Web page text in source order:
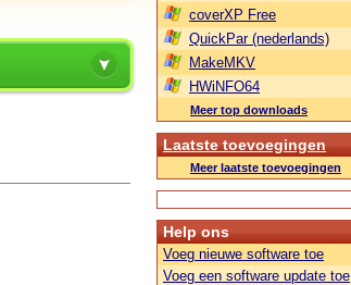
coverXP Free
QuickPar (nederlands)
MakeMKV
HWiNFO64
Meer top downloads
Laatste toevoegingen
Meer laatste toevoegingen
Help ons
Voeg nieuwe software toe
Voeg een software update toe